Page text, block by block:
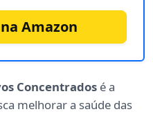
Amazon
Concentrados é a
melhorar a saúde das